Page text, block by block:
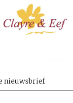
nieuwsbrief